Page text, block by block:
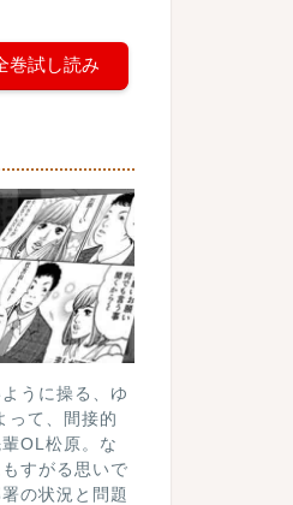
巻試し読み
うに操る、ゆ
って、間接的
OL松原。な
すがる思いで
の状況と問題